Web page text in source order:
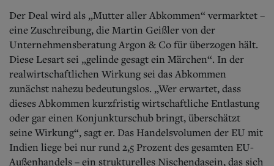
Der Deal wird als „Mutter aller Abkommen“ vermarktet –
eine Zuschreibung, die Martin Geißler von der
Unternehmensberatung Argon & Co für überzogen hält.
Diese Lesart sei „gelinde gesagt ein Märchen“. In der
realwirtschaftlichen Wirkung sei das Abkommen
zunächst nahezu bedeutungslos. „Wer erwartet, dass
dieses Abkommen kurzfristig wirtschaftliche Entlastung
oder gar einen Konjunkturschub bringt, überschätzt
seine Wirkung“, sagt er. Das Handelsvolumen der EU mit
Indien liege bei nur rund 2,5 Prozent des gesamten EU-
Außenhandels – ein strukturelles Nischendasein, das sich